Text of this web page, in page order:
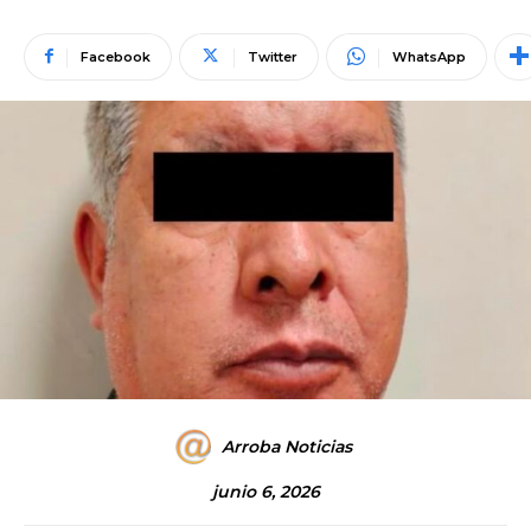
Facebook Twitter WhatsApp
Arroba Noticias
junio 6, 2026